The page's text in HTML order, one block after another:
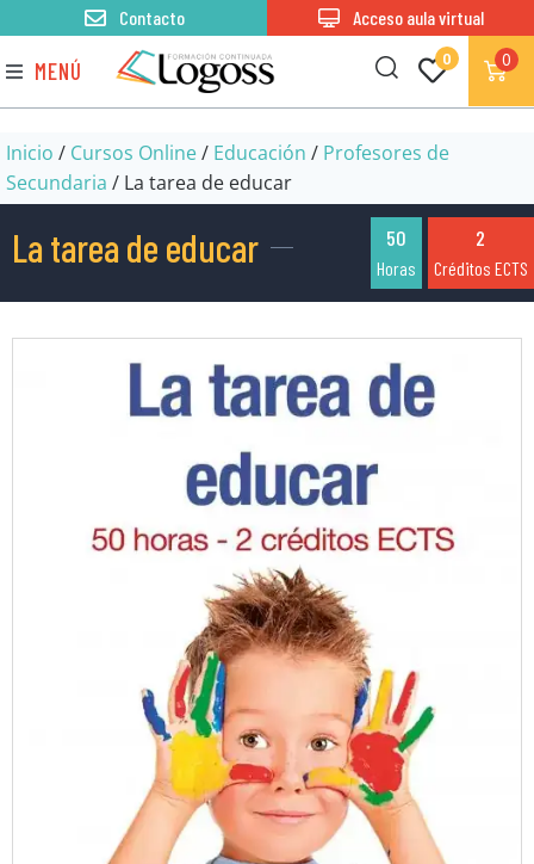
MENÚ 0 0
Contacto Acceso aula virtual
Inicio / Cursos Online/ Educación / Profesores de
Secundaria / La tarea de educar
La tarea de educar 50
Horas
2
Créditos ECTS